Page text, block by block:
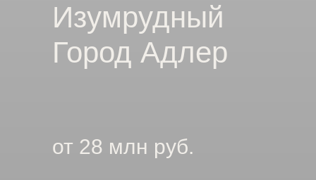
Изумрудный
Город Адлер
от 28 млн руб.